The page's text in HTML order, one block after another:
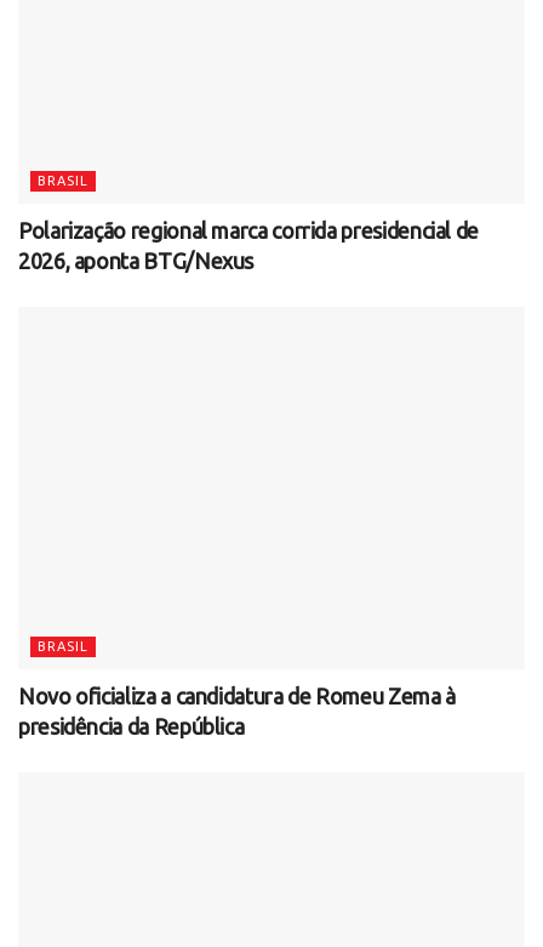
BRASIL
Polarização regional marca corrida presidencial de
2026, aponta BTG/Nexus
BRASIL
Novo oficializa a candidatura de Romeu Zema à
presidência da República